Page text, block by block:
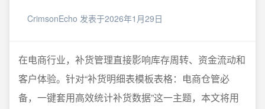
CrimsonEcho 发表于2026年1月29日
在电商行业，补货管理直接影响库存周转、资金流动和
客户体验。针对“补货明细表模板表格：电商仓管必
备，一键套用高效统计补货数据”这一主题，本文将用